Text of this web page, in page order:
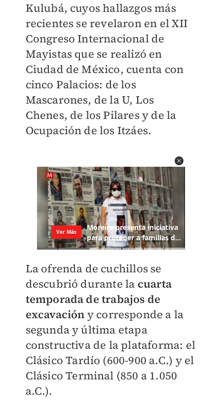
Kulubá, cuyos hallazgos más
recientes se revelaron en el XII
Congreso Internacional de
Mayistas que se realizó en
Ciudad de México, cuenta con
cinco Palacios: de los
Mascarones, de la U, Los
Chenes, de los Pilares y de la
Ocupación de los Itzáes.
La ofrenda de cuchillos se
descubrió durante la cuarta
temporada de trabajos de
excavación y corresponde a la
segunda y última etapa
constructiva de la plataforma: el
Clásico Tardío (600-900 a.C.) y el
Clásico Terminal (850 a 1.050
a.C.).